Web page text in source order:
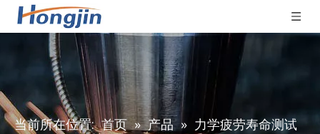
当前所在位置: 首页 » 产品 » 力学疲劳寿命测试